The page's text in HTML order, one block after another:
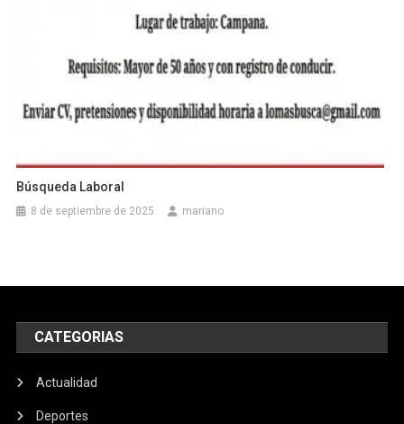
Búsqueda Laboral
8 de septiembre de 2025 mariano
CATEGORIAS
Actualidad
Deportes